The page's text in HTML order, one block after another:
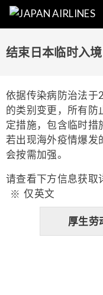
结束日本临时入
依据传染病防治法
的类别变更，所有防
定措施，包含临时
若出现海外疫情爆发
会按需加强。
请查看下方信息获取
仅英文
厚生劳